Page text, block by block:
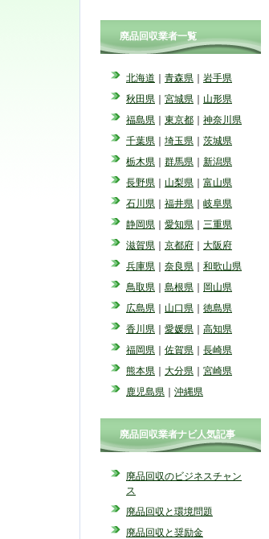
廃品回収業者一覧
北海道 青森県
岩手県
秋田県
宮城県
山形県
福島県
東京都
神奈川県
千葉県
埼玉県
茨城県
栃木県
群馬県
新潟県
長野県
山梨県
富山県
石川県
福井県
岐阜県
静岡県
愛知県
三重県
滋賀県
京都府
大阪府
兵庫県
奈良県
和歌山県
鳥取県
島根県
岡山県
広島県
山口県
徳島県
香川県
愛媛県
高知県
福岡県
佐賀県
長崎県
熊本県
大分県
宮崎県
鹿児島県
沖縄県
廃品回収業者ナビ人気記事
廃品回収のビジネスチャン
ス
廃品回収と環境問題
廃品回収と奨励金